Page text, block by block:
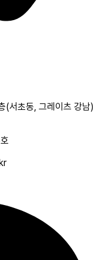
(서초동, 그레이츠 강남)